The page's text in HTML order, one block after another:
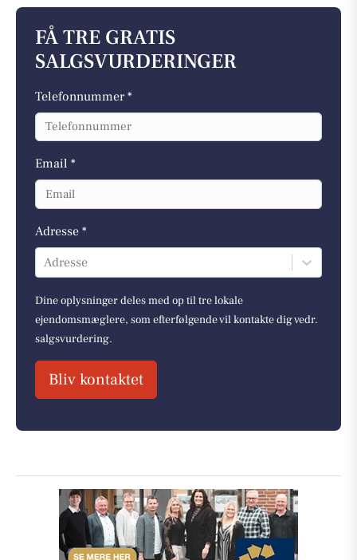
FÅ TRE GRATIS
SALGSVURDERINGER
Telefonnummer *
Email *
Adresse *
Adresse
Dine oplysninger deles med op til tre lokale
ejendomsmæglere, som efterfølgende vil kontakte dig vedr.
salgsvurdering.
Bliv kontaktet